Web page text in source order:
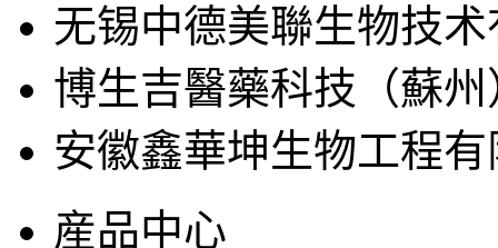
无锡中德美聯生物技
博生吉醫藥科技（蘇
安徽鑫華坤生物工程
産品中心